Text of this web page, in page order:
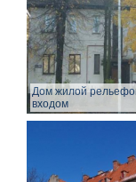
Дом жилой
входом